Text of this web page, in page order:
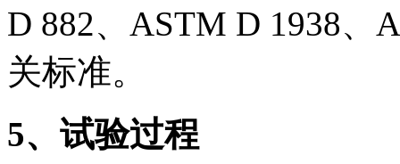
D 882、ASTM D 1938、
关标准。
5、试验过程